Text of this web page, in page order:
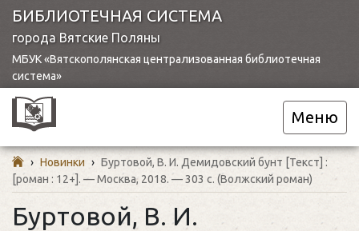
БИБЛИОТЕЧНАЯ СИСТЕМА
города Вятские Поляны
МБУК «Вятскополянская централизованная библиотечная
система»
Меню
› Новинки › Буртовой, В. И. Демидовский бунт [Текст] :
[роман : 12+]. — Москва, 2018. — 303 c. (Волжский роман)
Буртовой, В. И.